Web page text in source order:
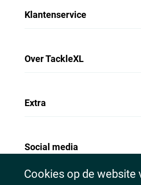
Klantenservice
Over TackleXL
Extra
Social media
Cookies op de website